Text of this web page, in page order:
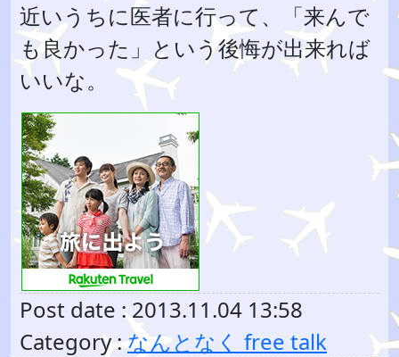
近いうちに医者に行って、「来んで
も良かった」という後悔が出来れば
いいな。
Post date : 2013.11.04 13:58
Category : なんとなく free talk